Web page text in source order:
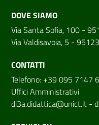
DOVE SIAMO
Via Santa Sofia, 100 -
Via Valdisavoia, 5 -
CONTATTI
Telefono: +39 095 7147
Uffici Amministrativi
di3a.didattica@unict.it -